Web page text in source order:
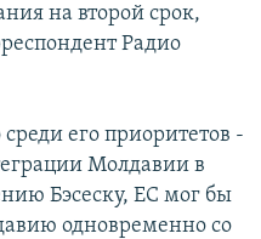
на второй срок,
Радио
его приоритетов -
Молдавии в
Бэсеску, ЕС мог бы
одновременно со